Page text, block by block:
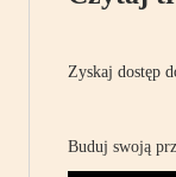
Zyskaj dostęp
Buduj swoją